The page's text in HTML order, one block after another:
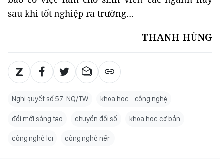
sau khi tốt nghiệp ra trường…
THANH HÙNG
Nghị quyết số 57-NQ/TW khoa học - công nghệ
đổi mới sáng tạo chuyển đổi số khoa học cơ bản
công nghệ lõi công nghệ nền